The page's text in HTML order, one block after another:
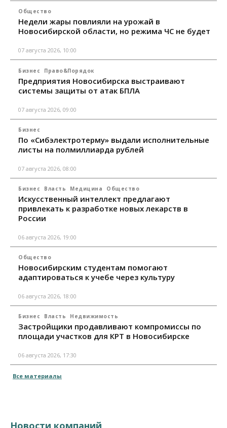
Общество
Недели жары повлияли на урожай в
Новосибирской области, но режима ЧС не будет
07 августа 2026, 10:00
Бизнес Право&Порядок
Предприятия Новосибирска выстраивают
системы защиты от атак БПЛА
07 августа 2026, 09:00
Бизнес
По «Сибэлектротерму» выдали исполнительные
листы на полмиллиарда рублей
07 августа 2026, 08:00
Бизнес Власть Медицина Общество
Искусственный интеллект предлагают
привлекать к разработке новых лекарств в
России
06 августа 2026, 19:00
Общество
Новосибирским студентам помогают
адаптироваться к учебе через культуру
06 августа 2026, 18:00
Бизнес Власть Недвижимость
Застройщики продавливают компромиссы по
площади участков для КРТ в Новосибирске
06 августа 2026, 17:30
Все материалы
Новости компаний